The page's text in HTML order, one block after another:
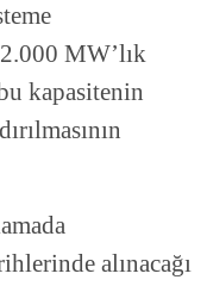
MW’lık
kapasitenin
alınacağı